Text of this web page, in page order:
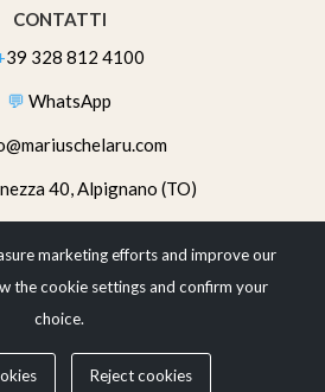
CONTATTI
39 328 812 4100
💬 WhatsApp
40, Alpignano (TO)
SEGUIMI
Alpignano (TO)
marketing efforts and improve our
the cookie settings and confirm your
choice.
Reject cookies